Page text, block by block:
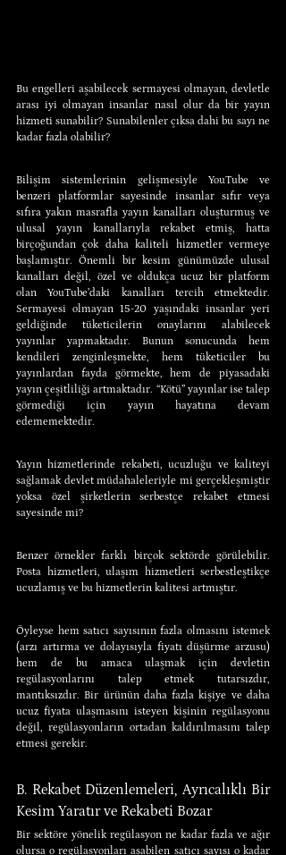
Bu engelleri aşabilecek sermayesi olmayan, devletle
arası iyi olmayan insanlar nasıl olur da bir yayın
hizmeti sunabilir? Sunabilenler çıksa dahi bu sayı ne
kadar fazla olabilir?
Bilişim sistemlerinin gelişmesiyle YouTube ve
benzeri platformlar sayesinde insanlar sıfır veya
sıfıra yakın masrafla yayın kanalları oluşturmuş ve
ulusal yayın kanallarıyla rekabet etmiş, hatta
birçoğundan çok daha kaliteli hizmetler vermeye
başlamıştır. Önemli bir kesim günümüzde ulusal
kanalları değil, özel ve oldukça ucuz bir platform
olan YouTube’daki kanalları tercih etmektedir.
Sermayesi olmayan 15-20 yaşındaki insanlar yeri
geldiğinde tüketicilerin onaylarını alabilecek
yayınlar yapmaktadır. Bunun sonucunda hem
kendileri zenginleşmekte, hem tüketiciler bu
yayınlardan fayda görmekte, hem de piyasadaki
yayın çeşitliliği artmaktadır. “Kötü” yayınlar ise talep
görmediği için yayın hayatına devam
edememektedir.
Yayın hizmetlerinde rekabeti, ucuzluğu ve kaliteyi
sağlamak devlet müdahaleleriyle mi gerçekleşmiştir
yoksa özel şirketlerin serbestçe rekabet etmesi
sayesinde mi?
Benzer örnekler farklı birçok sektörde görülebilir.
Posta hizmetleri, ulaşım hizmetleri serbestleştikçe
ucuzlamış ve bu hizmetlerin kalitesi artmıştır.
Öyleyse hem satıcı sayısının fazla olmasını istemek
(arzı artırma ve dolayısıyla fiyatı düşürme arzusu)
hem de bu amaca ulaşmak için devletin
regülasyonlarını talep etmek tutarsızdır,
mantıksızdır. Bir ürünün daha fazla kişiye ve daha
ucuz fiyata ulaşmasını isteyen kişinin regülasyonu
değil, regülasyonların ortadan kaldırılmasını talep
etmesi gerekir.
B. Rekabet Düzenlemeleri, Ayrıcalıklı Bir
Kesim Yaratır ve Rekabeti Bozar
Bir sektöre yönelik regülasyon ne kadar fazla ve ağır
olursa o regülasyonları aşabilen satıcı sayısı o kadar